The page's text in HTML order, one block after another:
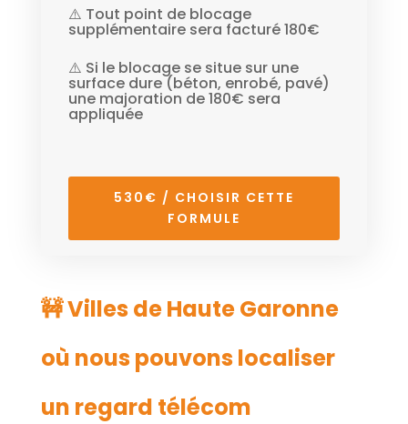
⚠️ Tout point de blocage
supplémentaire sera facturé 180€
⚠️ Si le blocage se situe sur une
surface dure (béton, enrobé, pavé)
une majoration de 180€ sera
appliquée
530€ / CHOISIR CETTE
FORMULE
🚧 Villes de Haute Garonne
où nous pouvons localiser
un regard télécom